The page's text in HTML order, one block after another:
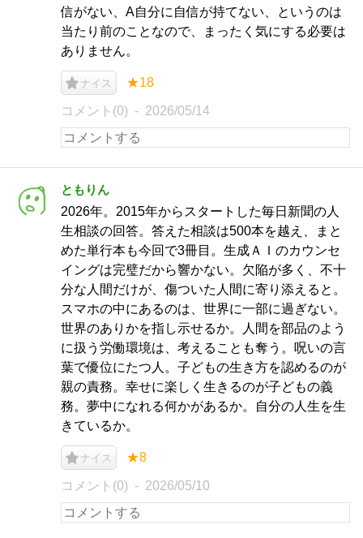
信がない、A自分に自信が持てない、というのは
当たり前のことなので、まったく気にする必要は
ありません。
ナイス ★18
コメント(0) 2026/05/14
ともりん
2026年。2015年からスタートした毎日新聞の人
生相談の回答。答えた相談は500本を越え、まと
めた単行本も今回で3冊目。生成ＡＩのカウンセ
イングは完璧だから響かない。欠陥が多く、不十
分な人間だけが、傷ついた人間に寄り添えると。
スマホの中にあるのは、世界に一部に過ぎない。
世界のありかを指し示せるか。人間を部品のよう
に扱う労働環境は、考えることも奪う。呪いの言
葉で優位にたつ人。子どもの生き方を認めるのが
親の責務。幸せに楽しく生きるのが子どもの義
務。夢中になれる何かがあるか。自分の人生を生
きているか。
ナイス ★8
コメント(0) 2026/05/10